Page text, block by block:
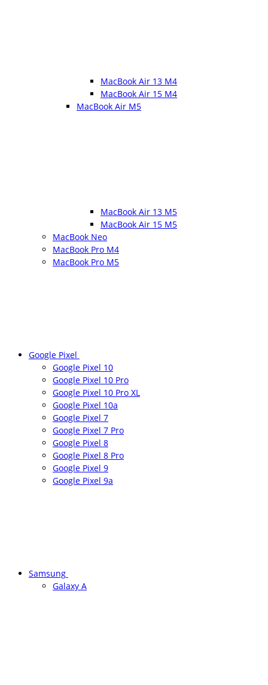
MacBook Air 13 M4
MacBook Air 15 M4
MacBook Air M5
MacBook Air 13 M5
MacBook Air 15 M5
MacBook Neo
MacBook Pro M4
MacBook Pro M5
Google Pixel
Google Pixel 10
Google Pixel 10 Pro
Google Pixel 10 Pro XL
Google Pixel 10a
Google Pixel 7
Google Pixel 7 Pro
Google Pixel 8
Google Pixel 8 Pro
Google Pixel 9
Google Pixel 9a
Samsung
Galaxy A